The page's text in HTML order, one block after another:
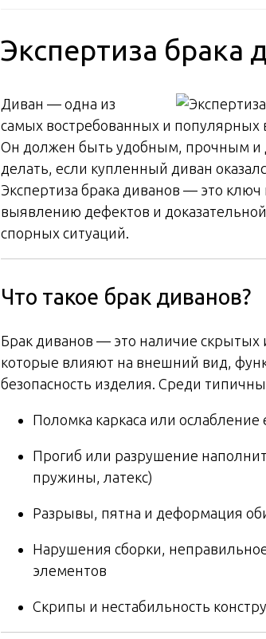
Экспертиза брака
Диван — одна из
самых востребованных и популярных
Он должен быть удобным, прочным и
делать, если купленный диван
Экспертиза брака диванов — это ключ
выявлению дефектов и
спорных ситуаций.
Что такое брак диванов?
Брак диванов — это наличие скрытых
которые влияют на внешний вид,
безопасность изделия. Среди
Поломка каркаса или ослабление
Прогиб или разрушение
пружины, латекс)
Разрывы, пятна и деформация
Нарушения сборки,
элементов
Скрипы и нестабильность